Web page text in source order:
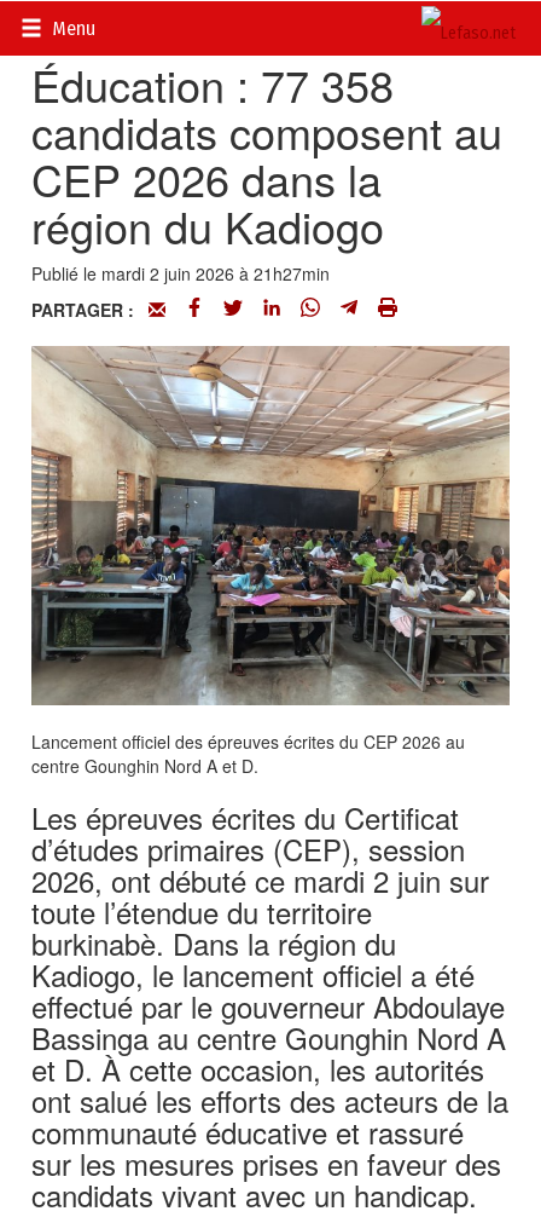
Menu
Accueil>
Éducation : 77 358
candidats composent au
CEP 2026 dans la
région du Kadiogo
Publié le mardi 2 juin 2026 à 21h27min
PARTAGER :
Lancement officiel des épreuves écrites du CEP 2026 au
centre Gounghin Nord A et D.
Les épreuves écrites du Certificat
d’études primaires (CEP), session
2026, ont débuté ce mardi 2 juin sur
toute l’étendue du territoire
burkinabè. Dans la région du
Kadiogo, le lancement officiel a été
effectué par le gouverneur Abdoulaye
Bassinga au centre Gounghin Nord A
et D. À cette occasion, les autorités
ont salué les efforts des acteurs de la
communauté éducative et rassuré
sur les mesures prises en faveur des
candidats vivant avec un handicap.